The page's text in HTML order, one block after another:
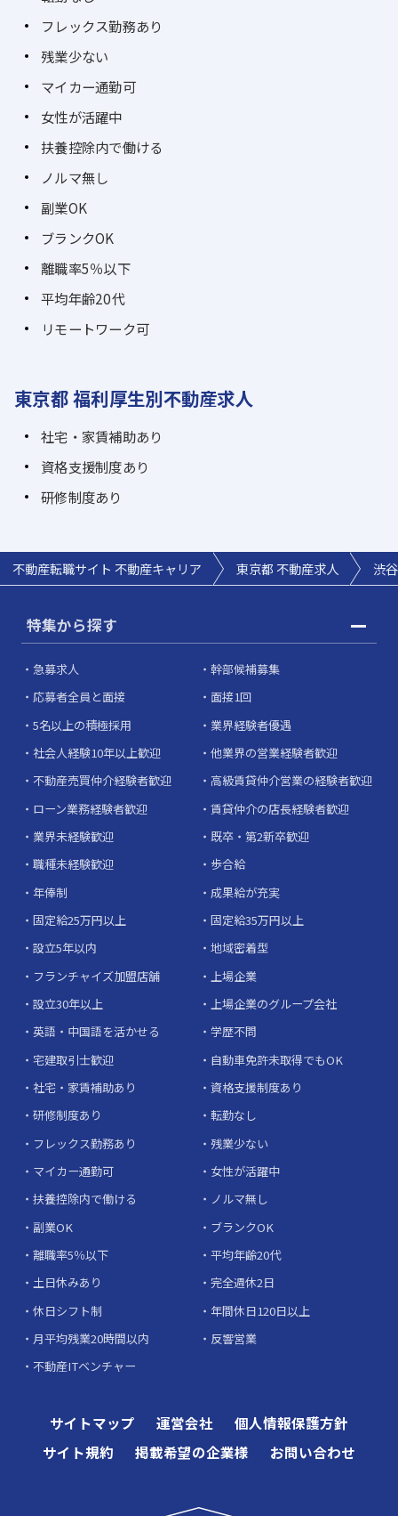
フレックス勤務あり
残業少ない
マイカー通勤可
女性が活躍中
扶養控除内で働ける
ノルマ無し
副業OK
ブランクOK
離職率5％以下
平均年齢20代
リモートワーク可
東京都 福利厚生別不動産求人
社宅・家賃補助あり
資格支援制度あり
研修制度あり
不動産転職サイト 不動産キャリア 東京都 不動産求人 渋
特集から探す
急募求人
幹部候補募集
応募者全員と面接
面接1回
5名以上の積極採用
業界経験者優遇
社会人経験10年以上歓迎
他業界の営業経験者歓迎
不動産売買仲介経験者歓迎
高級賃貸仲介営業の経験者歓迎
ローン業務経験者歓迎
賃貸仲介の店長経験者歓迎
業界未経験歓迎
既卒・第2新卒歓迎
職種未経験歓迎
歩合給
年俸制
成果給が充実
固定給25万円以上
固定給35万円以上
設立5年以内
地域密着型
フランチャイズ加盟店舗
上場企業
設立30年以上
上場企業のグループ会社
英語・中国語を活かせる
学歴不問
宅建取引士歓迎
自動車免許未取得でもOK
社宅・家賃補助あり
資格支援制度あり
研修制度あり
転勤なし
フレックス勤務あり
残業少ない
マイカー通勤可
女性が活躍中
扶養控除内で働ける
ノルマ無し
副業OK
ブランクOK
離職率5％以下
平均年齢20代
土日休みあり
完全週休2日
休日シフト制
年間休日120日以上
月平均残業20時間以内
反響営業
不動産ITベンチャー
サイトマップ 運営会社
個人情報保護方針
サイト規約
掲載希望の企業様 お問い合わせ